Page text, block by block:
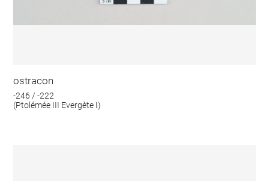
ostracon
-246 / -222
(Ptolémée III Evergète I)